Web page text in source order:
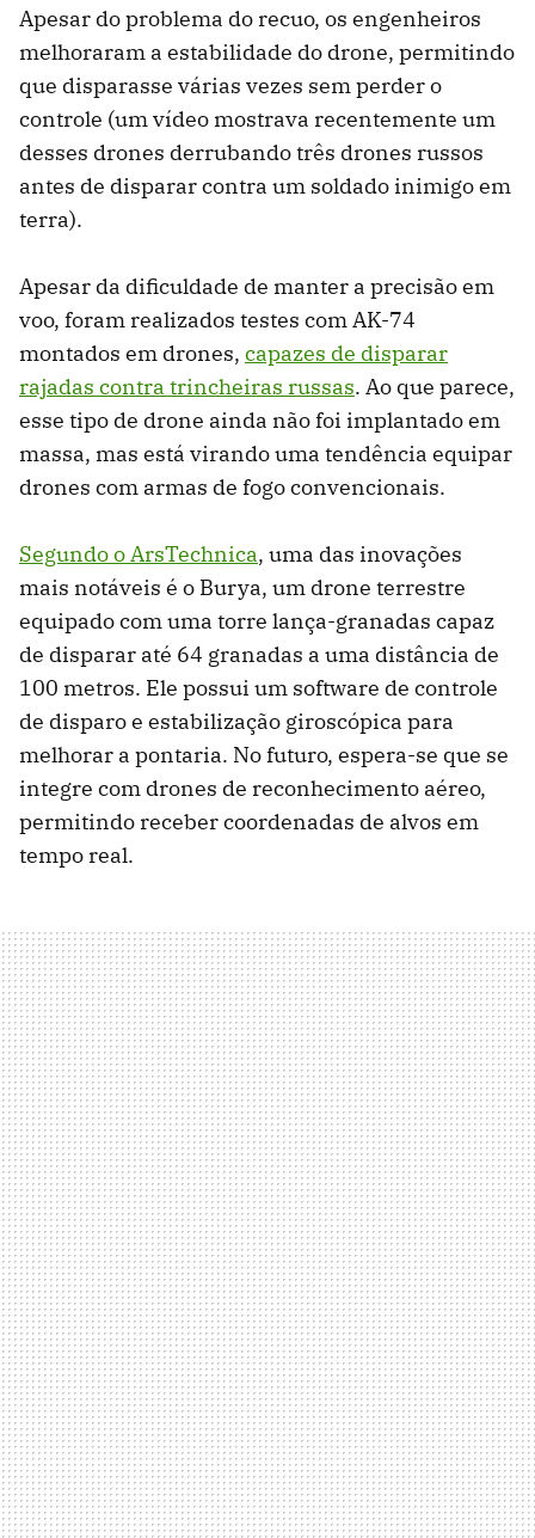
Apesar do problema do recuo, os engenheiros
melhoraram a estabilidade do drone, permitindo
que disparasse várias vezes sem perder o
controle (um vídeo mostrava recentemente um
desses drones derrubando três drones russos
antes de disparar contra um soldado inimigo em
terra).
Apesar da dificuldade de manter a precisão em
voo, foram realizados testes com AK-74
montados em drones, capazes de disparar
rajadas contra trincheiras russas. Ao que parece,
esse tipo de drone ainda não foi implantado em
massa, mas está virando uma tendência equipar
drones com armas de fogo convencionais.
Segundo o ArsTechnica, uma das inovações
mais notáveis é o Burya, um drone terrestre
equipado com uma torre lança-granadas capaz
de disparar até 64 granadas a uma distância de
100 metros. Ele possui um software de controle
de disparo e estabilização giroscópica para
melhorar a pontaria. No futuro, espera-se que se
integre com drones de reconhecimento aéreo,
permitindo receber coordenadas de alvos em
tempo real.